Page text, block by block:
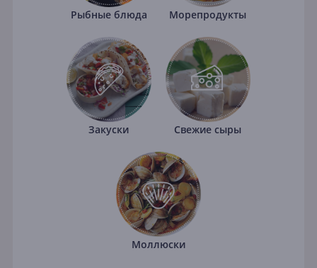
Рыбные блюда Морепродукты
Закуски Свежие сыры
Моллюски